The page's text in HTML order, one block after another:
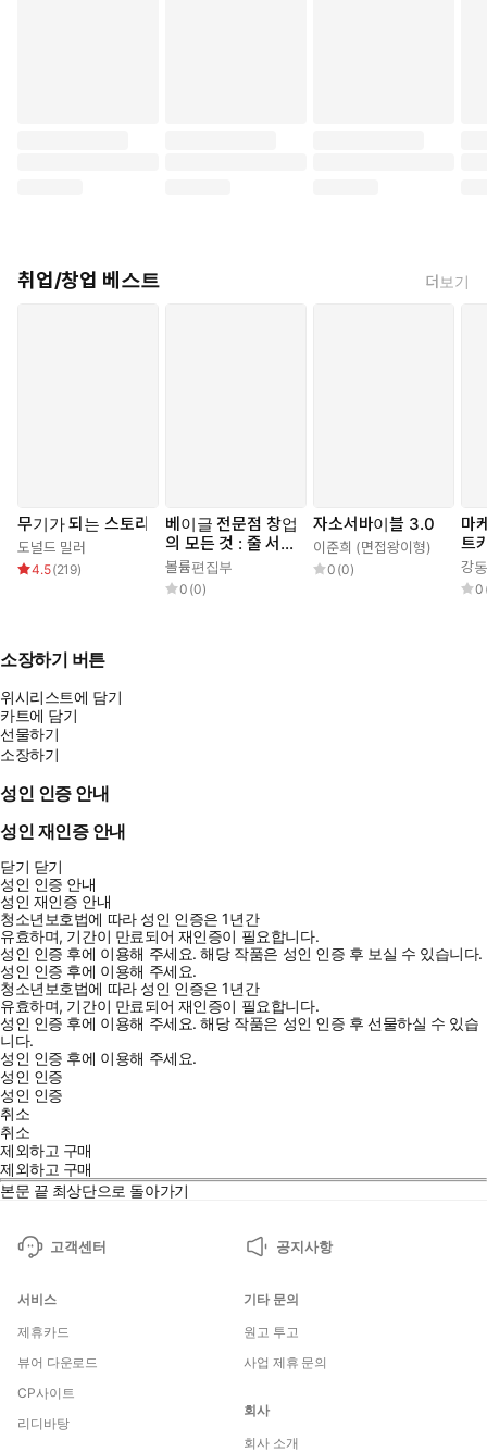
취업/창업 베스트 더보기
무기가 되는 스토리
도널드 밀러
4.5(219)
베이글 전문점 창업
의 모든 것 : 줄 서는
베이글집을 만드는
창업 성공 전략
볼륨편집부
0 (0)
자소서바이블 3.0
이준희 (면접왕이형)
0 (0)
마
트
강
0
소장하기 버튼
위시리스트에 담기
카트에 담기
선물하기
소장하기
성인 인증 안내
성인 재인증 안내
닫기 닫기
성인 인증 안내
성인 재인증 안내
청소년보호법에 따라 성인 인증은 1년간
유효하며, 기간이 만료되어 재인증이 필요합니다.
성인 인증 후에 이용해 주세요.해당 작품은 성인 인증 후 보실 수 있습니다.
성인 인증 후에 이용해 주세요.
청소년보호법에 따라 성인 인증은 1년간
유효하며, 기간이 만료되어 재인증이 필요합니다.
성인 인증 후에 이용해 주세요.해당 작품은 성인 인증 후 선물하실 수 있습
니다.
성인 인증 후에 이용해 주세요.
성인 인증
성인 인증
취소
취소
제외하고 구매
제외하고 구매
본문 끝 최상단으로 돌아가기
고객센터 공지사항
서비스
제휴카드
뷰어 다운로드
CP사이트
리디바탕
기타 문의
원고 투고
사업 제휴 문의
회사
회사 소개